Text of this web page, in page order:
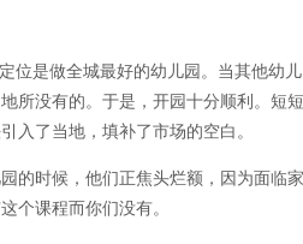
位是做全城最好的幼儿园。当其他幼
所没有的。于是，开园十分顺利。短
入了当地，填补了市场的空白。
时候，他们正焦头烂额，因为面临
个课程而你们没有。